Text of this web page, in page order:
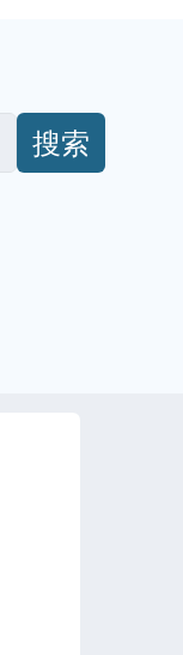
搜索